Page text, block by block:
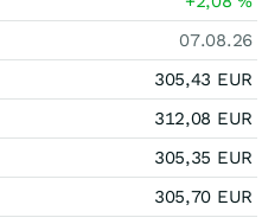
07.08.26
305,43 EUR
312,08 EUR
305,35 EUR
305,70 EUR